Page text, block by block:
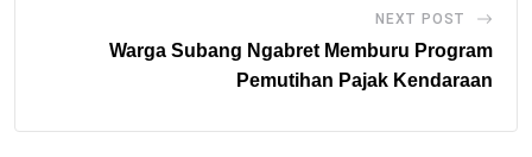
NEXT POST
Warga Subang Ngabret Memburu Program
Pemutihan Pajak Kendaraan